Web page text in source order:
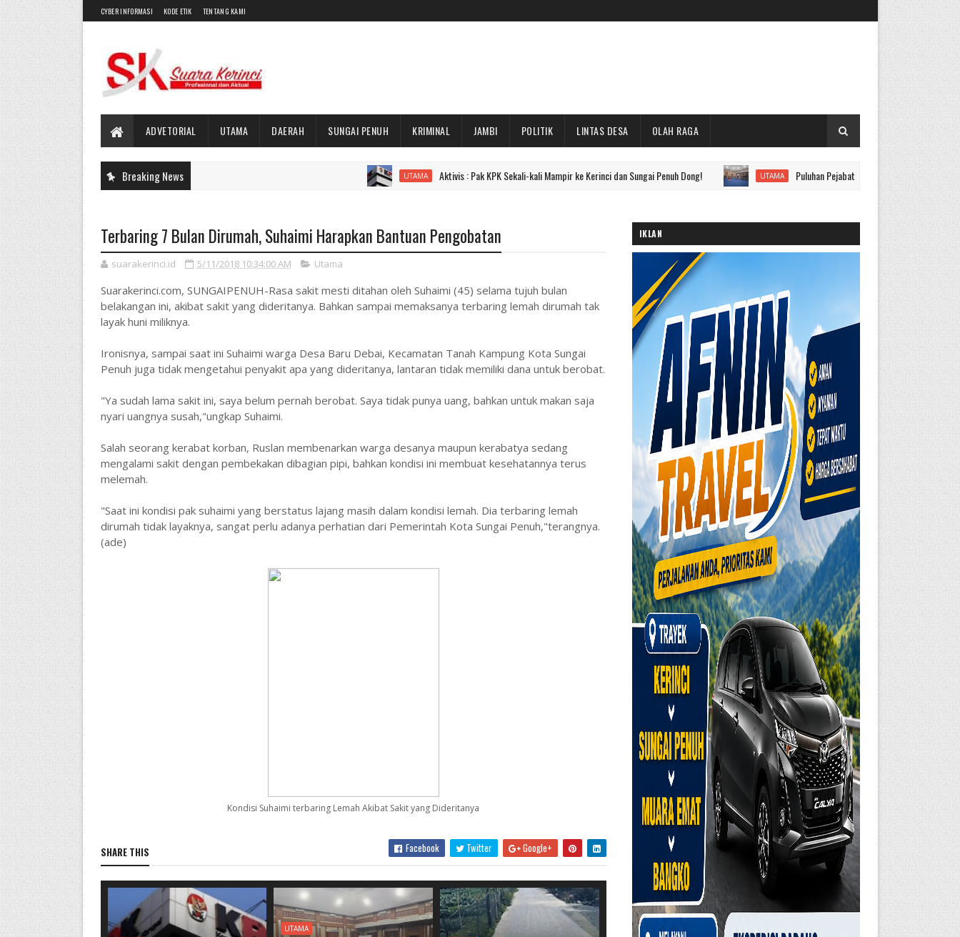
CYBER INFORMASI KODE ETIK TENTANG KAMI
ADVETORIAL UTAMA DAERAH SUNGAI PENUH KRIMINAL JAMBI POLITIK LINTAS DESA OLAH RAGA
Breaking News UTAMA Aktivis : Pak KPK Sekali-kali Mampir ke Kerinci dan Sungai Penuh Dong! UTAMA Puluhan Pejabat Eselon II hingga IV Pemkot Sungai
Terbaring 7 Bulan Dirumah, Suhaimi Harapkan Bantuan Pengobatan
suarakerinci.id 5/11/2018 10:34:00 AM Utama
Suarakerinci.com, SUNGAIPENUH-Rasa sakit mesti ditahan oleh Suhaimi (45) selama tujuh bulan
belakangan ini, akibat sakit yang dideritanya. Bahkan sampai memaksanya terbaring lemah dirumah tak
layak huni miliknya.
Ironisnya, sampai saat ini Suhaimi warga Desa Baru Debai, Kecamatan Tanah Kampung Kota Sungai
Penuh juga tidak mengetahui penyakit apa yang dideritanya, lantaran tidak memiliki dana untuk berobat.
"Ya sudah lama sakit ini, saya belum pernah berobat. Saya tidak punya uang, bahkan untuk makan saja
nyari uangnya susah,"ungkap Suhaimi.
Salah seorang kerabat korban, Ruslan membenarkan warga desanya maupun kerabatya sedang
mengalami sakit dengan pembekakan dibagian pipi, bahkan kondisi ini membuat kesehatannya terus
melemah.
"Saat ini kondisi pak suhaimi yang berstatus lajang masih dalam kondisi lemah. Dia terbaring lemah
dirumah tidak layaknya, sangat perlu adanya perhatian dari Pemerintah Kota Sungai Penuh,"terangnya.
(ade)
Kondisi Suhaimi terbaring Lemah Akibat Sakit yang Dideritanya
SHARE THIS Facebook Twitter Google+
UTAMA
IKLAN